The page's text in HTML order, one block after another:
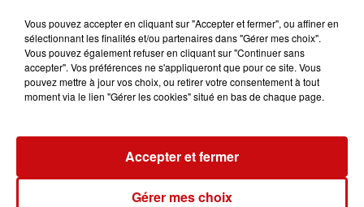
Date
du10 avril 2026 à 16h00
au10 avril 2026 à 20h00
Donneurs de sang de Scherwiller-
Vous pouvez accepter en cliquant sur "Accepter et fermer", ou affiner en
sélectionnant les finalités et/ou partenaires dans "Gérer mes choix".
Vous pouvez également refuser en cliquant sur "Continuer sans
accepter". Vos préférences ne s'appliqueront que pour ce site. Vous
pouvez mettre à jour vos choix, ou retirer votre consentement à tout
moment via le lien "Gérer les cookies" situé en bas de chaque page.
Gérer mes choix
Accepter et fermer